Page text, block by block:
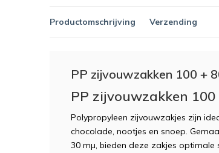
Productomschrijving Verzending
PP zijvouwzakken 100 +
PP zijvouwzakken
Polypropyleen zijvouwzakjes zijn
chocolade, nootjes en snoep.
30 mµ, bieden deze zakjes